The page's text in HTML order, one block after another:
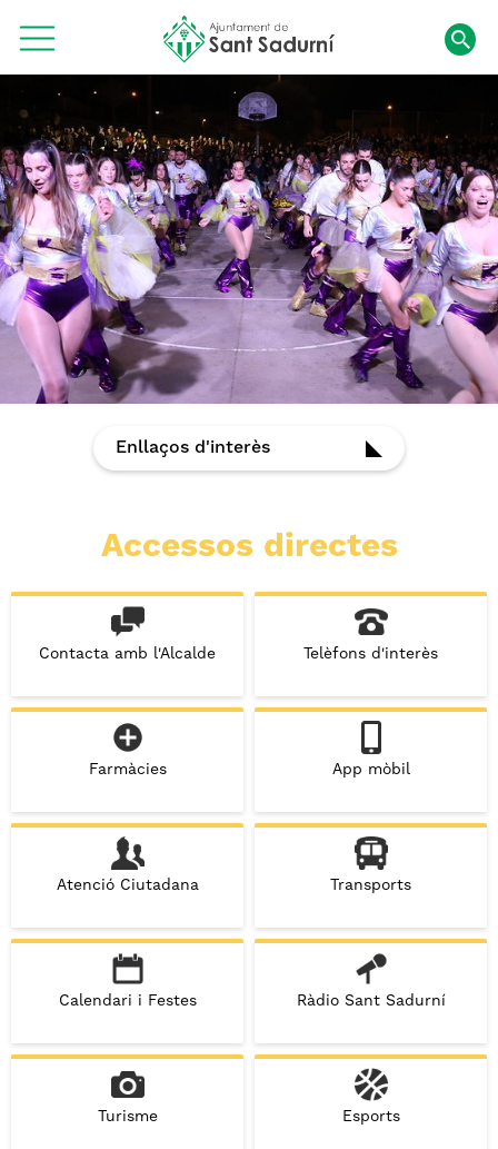
Enllaços d'interès
Accessos directes
Contacta amb l'Alcalde Telèfons d'interès
Farmàcies App mòbil
Atenció Ciutadana Transports
Calendari i Festes Ràdio Sant Sadurní
Turisme Esports